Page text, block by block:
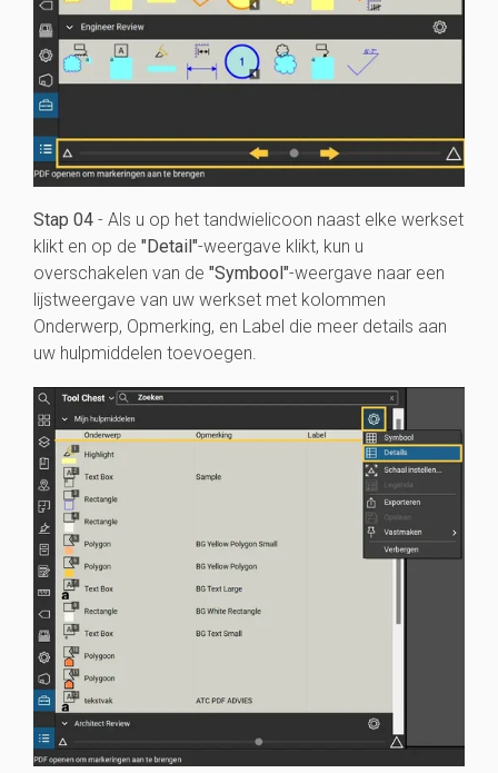
Stap 04 - Als u op het tandwielicoon naast elke werkset
klikt en op de "Detail"-weergave klikt, kun u
overschakelen van de "Symbool"-weergave naar een
lijstweergave van uw werkset met kolommen
Onderwerp, Opmerking, en Label die meer details aan
uw hulpmiddelen toevoegen.